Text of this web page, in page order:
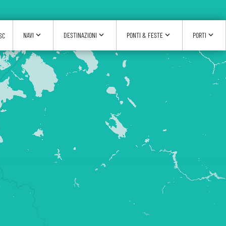
NAVI expand_more DESTINAZIONI expand_more PONTI & FESTE expand_more PORTI expand_more